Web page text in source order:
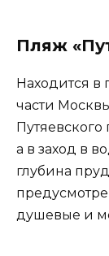
Пляж
Находится в
части
а в заход в
глубина
душевые и